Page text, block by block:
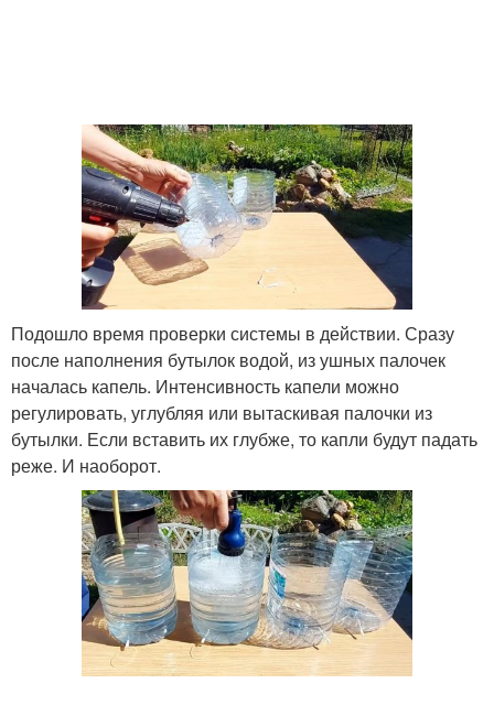
Подошло время проверки системы в действии. Сразу
после наполнения бутылок водой, из ушных палочек
началась капель. Интенсивность капели можно
регулировать, углубляя или вытаскивая палочки из
бутылки. Если вставить их глубже, то капли будут падать
реже. И наоборот.